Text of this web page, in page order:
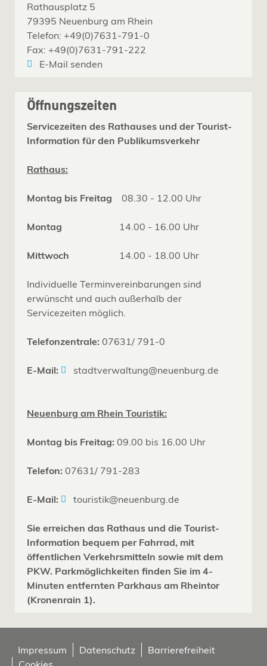
Rathausplatz 5
79395 Neuenburg am Rhein
Telefon: +49(0)7631-791-0
Fax: +49(0)7631-791-222
E-Mail senden
Öffnungszeiten
Servicezeiten des Rathauses und der Tourist-
Information für den Publikumsverkehr
Rathaus:
Montag bis Freitag 08.30 - 12.00 Uhr
Montag 14.00 - 16.00 Uhr
Mittwoch 14.00 - 18.00 Uhr
Individuelle Terminvereinbarungen sind
erwünscht und auch außerhalb der
Servicezeiten möglich.
Telefonzentrale: 07631/ 791-0
E-Mail: stadtverwaltung@neuenburg.de
Neuenburg am Rhein Touristik:
Montag bis Freitag: 09.00 bis 16.00 Uhr
Telefon: 07631/ 791-283
E-Mail: touristik@neuenburg.de
Sie erreichen das Rathaus und die Tourist-
Information bequem per Fahrrad, mit
öffentlichen Verkehrsmitteln sowie mit dem
PKW. Parkmöglichkeiten finden Sie im 4-
Minuten entfernten Parkhaus am Rheintor
(Kronenrain 1).
Impressum Datenschutz
Barrierefreiheit